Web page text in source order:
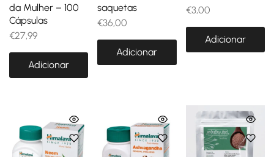
da Mulher – 100
Cápsulas
€27,99
Adicionar
saquetas
€36,00
Adicionar
€3,00
Adicionar